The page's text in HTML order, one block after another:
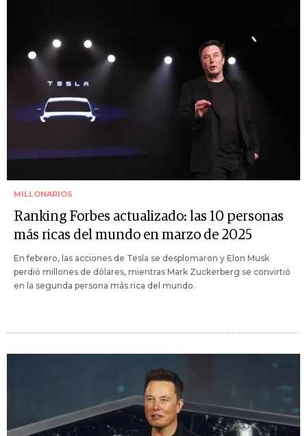
MILLONARIOS
Ranking Forbes actualizado: las 10 personas
más ricas del mundo en marzo de 2025
En febrero, las acciones de Tesla se desplomaron y Elon Musk
perdió millones de dólares, mientras Mark Zuckerberg se convirtió
en la segunda persona más rica del mundo.